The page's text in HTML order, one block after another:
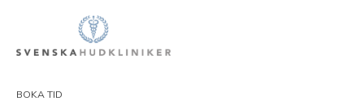
BOKA TID